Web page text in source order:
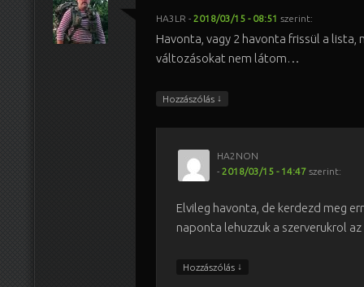
HA3LR - 2018/03/15 - 08:51 szerint:
Havonta, vagy 2 havonta frissül a lista,
változásokat nem látom…
Hozzászólás ↓
HA2NON
- 2018/03/15 - 14:47 szerint:
Elvileg havonta, de kerdezd meg
naponta lehuzzuk a szerverukrol
Hozzászólás ↓